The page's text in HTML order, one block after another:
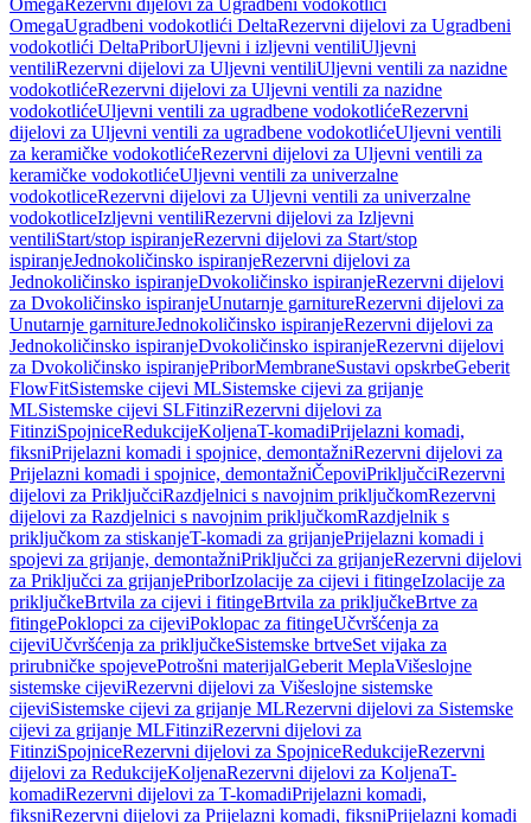
OmegaRezervni dijelovi za Ugradbeni vodokotlići
OmegaUgradbeni vodokotlići DeltaRezervni dijelovi za Ugradbeni
vodokotlići DeltaPriborUljevni i izljevni ventiliUljevni
ventiliRezervni dijelovi za Uljevni ventiliUljevni ventili za nazidne
vodokotlićeRezervni dijelovi za Uljevni ventili za nazidne
vodokotlićeUljevni ventili za ugradbene vodokotlićeRezervni
dijelovi za Uljevni ventili za ugradbene vodokotlićeUljevni ventili
za keramičke vodokotlićeRezervni dijelovi za Uljevni ventili za
keramičke vodokotlićeUljevni ventili za univerzalne
vodokotliceRezervni dijelovi za Uljevni ventili za univerzalne
vodokotliceIzljevni ventiliRezervni dijelovi za Izljevni
ventiliStart/stop ispiranjeRezervni dijelovi za Start/stop
ispiranjeJednokoličinsko ispiranjeRezervni dijelovi za
Jednokoličinsko ispiranjeDvokoličinsko ispiranjeRezervni dijelovi
za Dvokoličinsko ispiranjeUnutarnje garnitureRezervni dijelovi za
Unutarnje garnitureJednokoličinsko ispiranjeRezervni dijelovi za
Jednokoličinsko ispiranjeDvokoličinsko ispiranjeRezervni dijelovi
za Dvokoličinsko ispiranjePriborMembraneSustavi opskrbeGeberit
FlowFitSistemske cijevi MLSistemske cijevi za grijanje
MLSistemske cijevi SLFitinziRezervni dijelovi za
FitinziSpojniceRedukcijeKoljenaT-komadiPrijelazni komadi,
fiksniPrijelazni komadi i spojnice, demontažniRezervni dijelovi za
Prijelazni komadi i spojnice, demontažniČepoviPriključciRezervni
dijelovi za PriključciRazdjelnici s navojnim priključkomRezervni
dijelovi za Razdjelnici s navojnim priključkomRazdjelnik s
priključkom za stiskanjeT-komadi za grijanjePrijelazni komadi i
spojevi za grijanje, demontažniPriključci za grijanjeRezervni dijelovi
za Priključci za grijanjePriborIzolacije za cijevi i fitingeIzolacije za
priključkeBrtvila za cijevi i fitingeBrtvila za priključkeBrtve za
fitingePoklopci za cijeviPoklopac za fitingeUčvršćenja za
cijeviUčvršćenja za priključkeSistemske brtveSet vijaka za
prirubničke spojevePotrošni materijalGeberit MeplaVišeslojne
sistemske cijeviRezervni dijelovi za Višeslojne sistemske
cijeviSistemske cijevi za grijanje MLRezervni dijelovi za Sistemske
cijevi za grijanje MLFitinziRezervni dijelovi za
FitinziSpojniceRezervni dijelovi za SpojniceRedukcijeRezervni
dijelovi za RedukcijeKoljenaRezervni dijelovi za KoljenaT-
komadiRezervni dijelovi za T-komadiPrijelazni komadi,
fiksniRezervni dijelovi za Prijelazni komadi, fiksniPrijelazni komadi